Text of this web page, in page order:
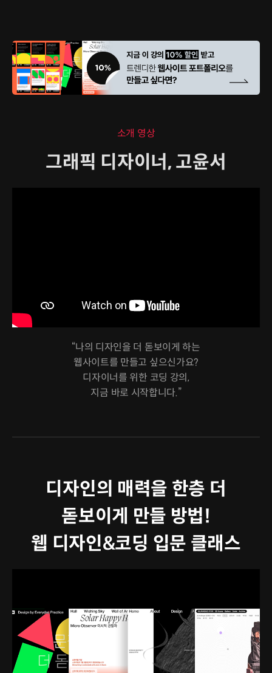
소개 영상
그래픽 디자이너, 고윤서
“나의 디자인을 더 돋보이게 하는
웹사이트를 만들고 싶으신가요?
디자이너를 위한 코딩 강의,
지금 바로 시작합니다.”
디자인의 매력을 한층 더
돋보이게 만들 방법!
웹 디자인&코딩 입문 클래스